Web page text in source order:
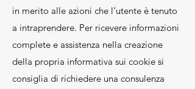
in merito alle azioni che l’utente è tenuto
a intraprendere. Per ricevere informazioni
complete e assistenza nella creazione
della propria informativa sui cookie si
consiglia di richiedere una consulenza